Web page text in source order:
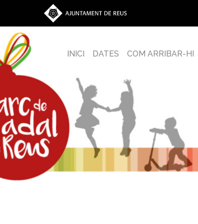
INICI DATES COM ARRIBAR-HI